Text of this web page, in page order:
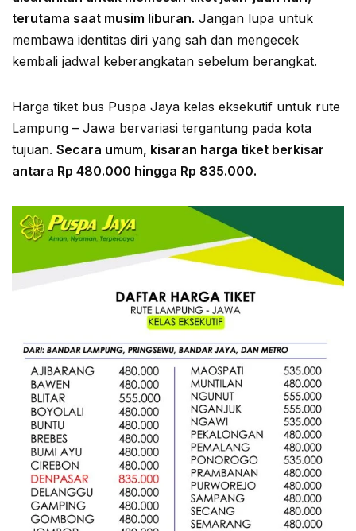
terutama saat musim liburan. Jangan lupa untuk
membawa identitas diri yang sah dan mengecek
kembali jadwal keberangkatan sebelum berangkat.
Harga tiket bus Puspa Jaya kelas eksekutif untuk rute
Lampung – Jawa bervariasi tergantung pada kota
tujuan. Secara umum, kisaran harga tiket berkisar
antara Rp 480.000 hingga Rp 835.000.